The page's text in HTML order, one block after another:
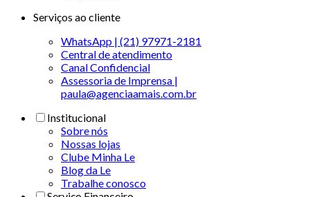
Serviços ao cliente
WhatsApp | (21) 97971-2181
Central de atendimento
Canal Confidencial
Assessoria de Imprensa |
paula@agenciaamais.com.br
Institucional
Sobre nós
Nossas lojas
Clube Minha Le
Blog da Le
Trabalhe conosco